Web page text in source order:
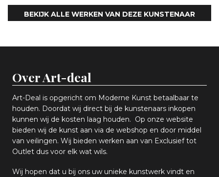
BEKIJK ALLE WERKEN VAN DEZE KUNSTENAAR
Over Art-deal
Art-Deal is opgericht om Moderne Kunst betaalbaar te
houden. Doordat wij direct bij de kunstenaars inkopen
kunnen wij de kosten laag houden. Op onze website
bieden wij de kunst aan via de webshop en door middel
van veilingen. Wij bieden werken aan van Exclusief tot
Outlet dus voor elk wat wils.
Wij hopen dat u bij ons uw unieke kunstwerk vindt en